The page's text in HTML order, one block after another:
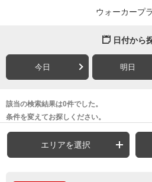
ウォーカープ
日付から
今日 明日
該当の検索結果は0件でした。
条件を変えてお探しください。
エリアを選択